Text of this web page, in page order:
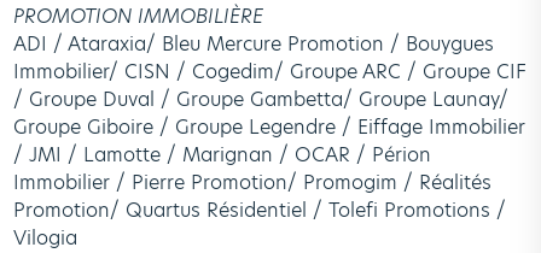
PROMOTION IMMOBILIÈRE
ADI / Ataraxia/ Bleu Mercure Promotion / Bouygues
Immobilier/ CISN / Cogedim/ Groupe ARC / Groupe CIF
/ Groupe Duval / Groupe Gambetta/ Groupe Launay/
Groupe Giboire / Groupe Legendre / Eiffage Immobilier
/ JMI / Lamotte / Marignan / OCAR / Périon
Immobilier / Pierre Promotion/ Promogim / Réalités
Promotion/ Quartus Résidentiel / Tolefi Promotions /
Vilogia